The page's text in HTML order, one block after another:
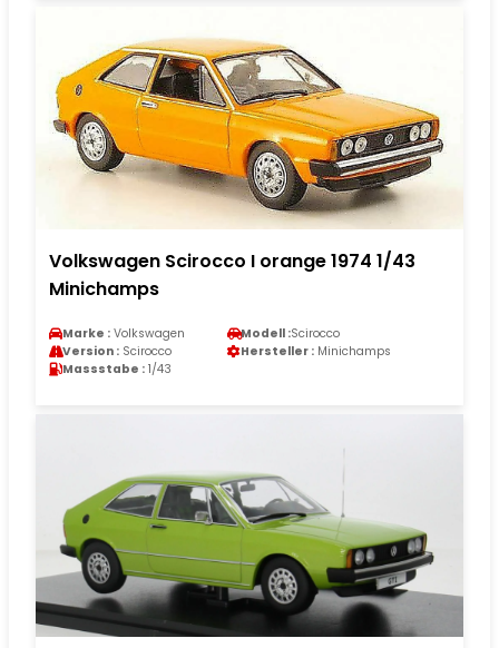
Volkswagen Scirocco I orange 1974 1/43
Minichamps
Marke : Volkswagen Modell :Scirocco
Version : Scirocco Hersteller : Minichamps
Massstabe : 1/43